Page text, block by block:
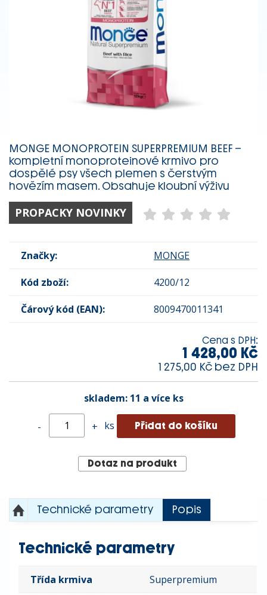
MONGE MONOPROTEIN SUPERPREMIUM BEEF –
kompletní monoproteinové krmivo pro
dospělé psy všech plemen s čerstvým
hovězím masem. Obsahuje kloubní výživu
PROPACKY NOVINKY
Značky: MONGE
Kód zboží: 4200/12
Čárový kód (EAN): 8009470011341
Cena s DPH:
1 428,00 Kč
1 275,00 Kč bez DPH
skladem: 11 a více ks
- + ks
Dotaz na produkt
Technické parametry Popis
Technické parametry
Třída krmiva Superpremium